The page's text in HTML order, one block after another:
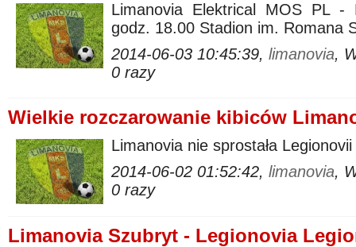
Limanovia Elektrical MOS PL -
godz. 18.00 Stadion im. Romana
2014-06-03 10:45:39, limanovia,
0 razy
Wielkie rozczarowanie kibiców
Limanovia nie sprostała Legionovii
2014-06-02 01:52:42, limanovia,
0 razy
Limanovia Szubryt - Legionovia